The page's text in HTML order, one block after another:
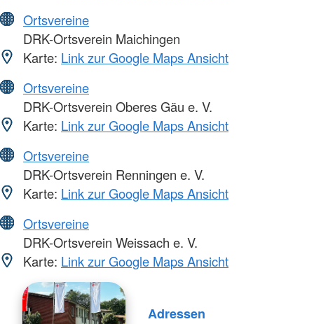
Ortsvereine
DRK-Ortsverein Maichingen
Karte: Link zur Google Maps Ansicht
Ortsvereine
DRK-Ortsverein Oberes Gäu e. V.
Karte: Link zur Google Maps Ansicht
Ortsvereine
DRK-Ortsverein Renningen e. V.
Karte: Link zur Google Maps Ansicht
Ortsvereine
DRK-Ortsverein Weissach e. V.
Karte: Link zur Google Maps Ansicht
Adressen